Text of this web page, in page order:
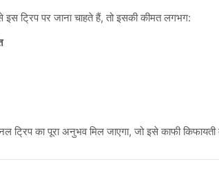
ट्रिप पर जाना चाहते हैं, तो इसकी कीमत लगभग:
का पूरा अनुभव मिल जाएगा, जो इसे काफी किफायती